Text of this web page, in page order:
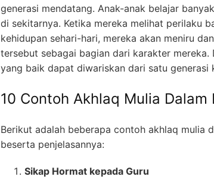
generasi mendatang. Anak-anak belajar
di sekitarnya. Ketika mereka melihat perilaku
kehidupan sehari-hari, mereka akan meniru
tersebut sebagai bagian dari karakter mereka.
yang baik dapat diwariskan dari satu generasi
10 Contoh Akhlaq Mulia Dalam
Berikut adalah beberapa contoh akhlaq mulia
beserta penjelasannya:
Sikap Hormat kepada Guru